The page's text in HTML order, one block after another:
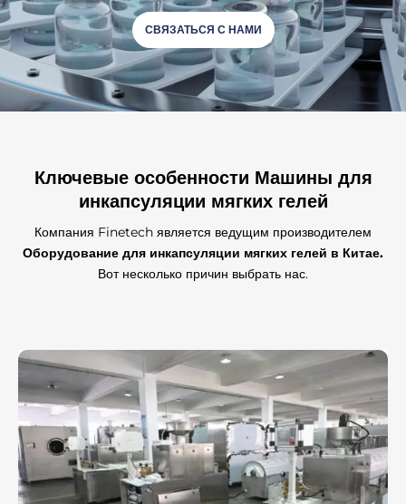
СВЯЗАТЬСЯ С НАМИ
Ключевые особенности Машины для
инкапсуляции мягких гелей
Компания Finetech является ведущим производителем
Оборудование для инкапсуляции мягких гелей в Китае.
Вот несколько причин выбрать нас.